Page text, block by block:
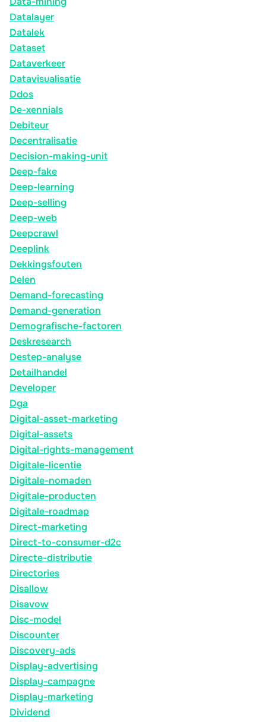
Datalayer
Datalek
Dataset
Dataverkeer
Datavisualisatie
Ddos
De-xennials
Debiteur
Decentralisatie
Decision-making-unit
Deep-fake
Deep-learning
Deep-selling
Deep-web
Deepcrawl
Deeplink
Dekkingsfouten
Delen
Demand-forecasting
Demand-generation
Demografische-factoren
Deskresearch
Destep-analyse
Detailhandel
Developer
Dga
Digital-asset-marketing
Digital-assets
Digital-rights-management
Digitale-licentie
Digitale-nomaden
Digitale-producten
Digitale-roadmap
Direct-marketing
Direct-to-consumer-d2c
Directe-distributie
Directories
Disallow
Disavow
Disc-model
Discounter
Discovery-ads
Display-advertising
Display-campagne
Display-marketing
Dividend